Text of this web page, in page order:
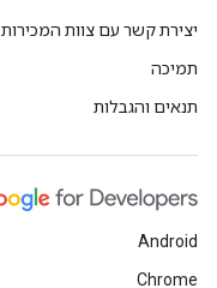
יצירת קשר עם צוות המכירות
תמיכה
תנאים והגבלות
Android
Chrome